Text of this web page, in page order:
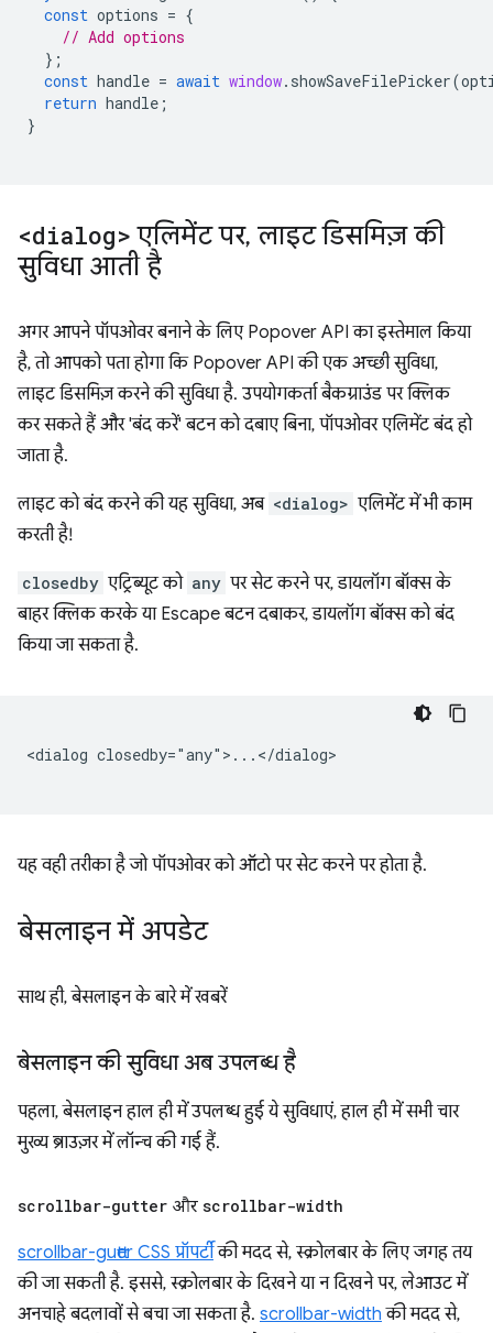
const options = {
// Add options
};
const handle = await window. showSaveFilePicker(
return handle ;
}
<dialog> एलिमेंट पर, लाइट डिसमिज़ की
सुविधा आती है
अगर आपने पॉपओवर बनाने के लिए Popover API का इस्तेमाल किया
है, तो आपको पता होगा कि Popover API की एक अच्छी सुविधा,
लाइट डिसमिज़ करने की सुविधा है. उपयोगकर्ता बैकग्राउंड पर क्लिक
कर सकते हैं और 'बंद करें' बटन को दबाए बिना, पॉपओवर एलिमेंट बंद हो
जाता है.
लाइट को बंद करने की यह सुविधा, अब <dialog> एलिमेंट में भी काम
करती है!
closedby एट्रिब्यूट को any पर सेट करने पर, डायलॉग बॉक्स के
बाहर क्लिक करके या Escape बटन दबाकर, डायलॉग बॉक्स को बंद
किया जा सकता है.
<dialog closedby="any">...</dialog>
यह वही तरीका है जो पॉपओवर को ऑटो पर सेट करने पर होता है.
बेसलाइन में अपडेट
साथ ही, बेसलाइन के बारे में खबरें
बेसलाइन की सुविधा अब उपलब्ध है
पहला, बेसलाइन हाल ही में उपलब्ध हुई ये सुविधाएं, हाल ही में सभी चार
मुख्य ब्राउज़र में लॉन्च की गई हैं.
scrollbar-gutter और scrollbar-width
scrollbar-gutter CSS प्रॉपर्टीकी मदद से, स्क्रोलबार के लिए जगह तय
की जा सकती है. इससे, स्क्रोलबार के दिखने या न दिखने पर, लेआउट में
अनचाहे बदलावों से बचा जा सकता है. scrollbar-width की मदद से,